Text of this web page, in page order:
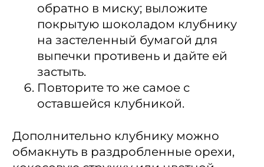
обратно в миску; выложите
покрытую шоколадом клубнику
на застеленный бумагой для
выпечки противень и дайте ей
застыть.
Повторите то же самое с
оставшейся клубникой.
Дополнительно клубнику можно
обмакнуть в раздробленные орехи,